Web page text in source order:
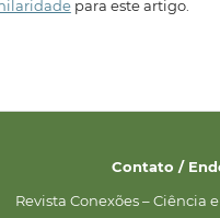
para este artigo.
Contato /
Revista Conexões – Ciência